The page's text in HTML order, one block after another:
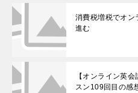
消費税増税でオン
進む
【オンライン英
スン109回目の感